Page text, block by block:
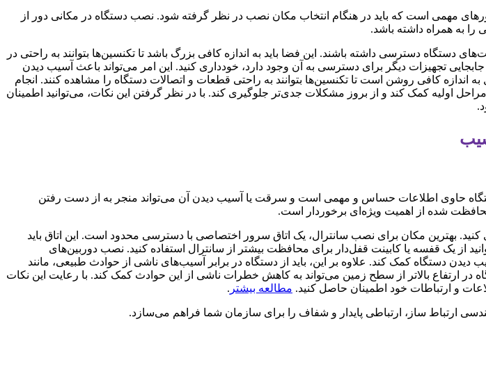
مهمی است که باید در هنگام انتخاب مکان نصب در نظر گرفته شود. نصب دستگاه در مکانی دور از
را به همراه داشته باشد.
دسترسی داشته باشند. این فضا باید به اندازه کافی بزرگ باشد تا تکنسین‌ها بتوانند به راحتی در
تجهیزات دیگر برای دسترسی به آن وجود دارد، خودداری کنید. این امر می‌تواند باعث آسیب دیدن
اندازه کافی روشن است تا تکنسین‌ها بتوانند به راحتی قطعات و اتصالات دستگاه را مشاهده کنند. انجام
اولیه کمک کند و از بروز مشکلات جدی‌تر جلوگیری کند. با در نظر گرفتن این نکات، می‌توانید اطمینان
دستگاه حاوی اطلاعات حساس و مهمی است و سرقت یا آسیب دیدن آن می‌تواند منجر به از دست رفتن
شده از اهمیت ویژه‌ای برخوردار است.
بهترین مکان برای نصب سانترال، یک اتاق سرور اختصاصی با دسترسی محدود است. این اتاق باید
از یک قفسه یا کابینت قفل‌دار برای محافظت بیشتر از سانترال استفاده کنید. نصب دوربین‌های
دستگاه کمک کند. علاوه بر این، باید از دستگاه در برابر آسیب‌های ناشی از حوادث طبیعی، مانند
ارتفاع بالاتر از سطح زمین می‌تواند به کاهش خطرات ناشی از این حوادث کمک کند. با رعایت این نکات
و ارتباطات خود اطمینان حاصل کنید. مطالعه بیشتر .